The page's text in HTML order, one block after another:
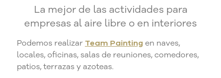
La mejor de las actividades para
empresas al aire libre o en interiores
Podemos realizar Team Painting en naves,
locales, oficinas, salas de reuniones, comedores,
patios, terrazas y azoteas.